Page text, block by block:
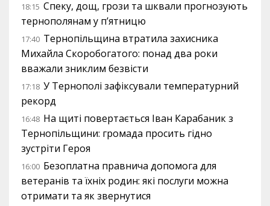
18:15 Спеку, дощ, грози та шквали прогнозують
тернополянам у п’ятницю
17:40 Тернопільщина втратила захисника
Михайла Скоробогатого: понад два роки
вважали зниклим безвісти
17:18 У Тернополі зафіксували температурний
рекорд
16:48 На щиті повертається Іван Карабаник з
Тернопільщини: громада просить гідно
зустріти Героя
16:00 Безоплатна правнича допомога для
ветеранів та їхніх родин: які послуги можна
отримати та як звернутися